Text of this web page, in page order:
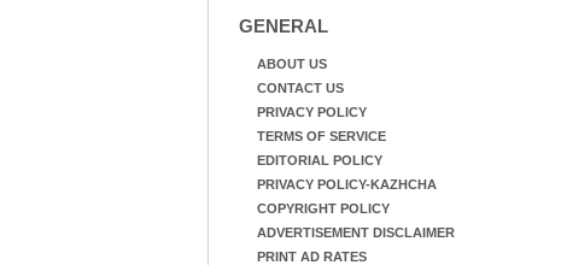
GENERAL
ABOUT US
CONTACT US
PRIVACY POLICY
TERMS OF SERVICE
EDITORIAL POLICY
PRIVACY POLICY-KAZHCHA
COPYRIGHT POLICY
ADVERTISEMENT DISCLAIMER
PRINT AD RATES